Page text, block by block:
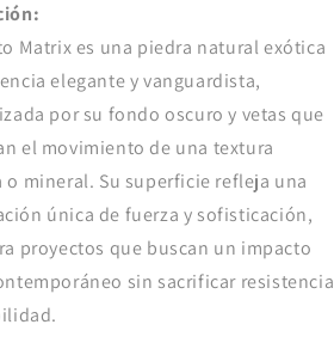
Matrix es una piedra natural exótica
elegante y vanguardista,
por su fondo oscuro y vetas que
el movimiento de una textura
o mineral. Su superficie refleja una
única de fuerza y sofisticación,
proyectos que buscan un impacto
sin sacrificar resistencia